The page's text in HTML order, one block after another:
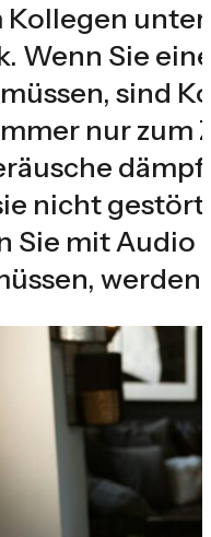
Kollegen
Wenn Sie
sind
nur zum
nicht
Sie mit Audio
werden